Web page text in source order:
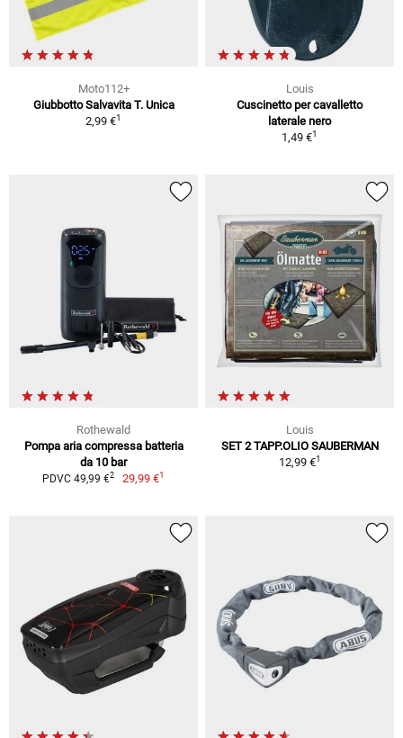
Moto112+
Giubbotto Salvavita T. Unica
2,99 €1
Louis
Cuscinetto per cavalletto
laterale nero
1,49 €1
Rothewald
Pompa aria compressa batteria
da 10 bar
PDVC 49,99 €2 29,99 €1
Louis
SET 2 TAPP.OLIO SAUBERMAN
12,99 €1